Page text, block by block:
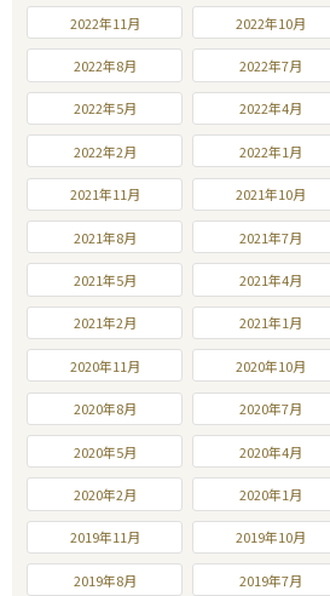
2022年11月 2022年10月
2022年8月 2022年7月
2022年5月 2022年4月
2022年2月 2022年1月
2021年11月 2021年10月
2021年8月 2021年7月
2021年5月 2021年4月
2021年2月 2021年1月
2020年11月 2020年10月
2020年8月 2020年7月
2020年5月 2020年4月
2020年2月 2020年1月
2019年11月 2019年10月
2019年8月 2019年7月